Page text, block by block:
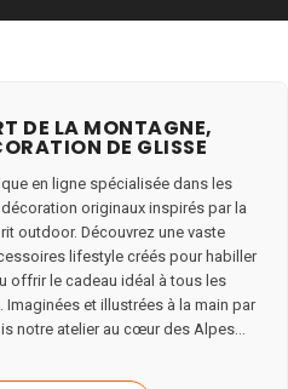
DE LA MONTAGNE,
DE GLISSE
en ligne spécialisée dans les
originaux inspirés par la
outdoor. Découvrez une vaste
lifestyle créés pour habiller
offrir le cadeau idéal à tous les
et illustrées à la main par
notre atelier au cœur des Alpes...